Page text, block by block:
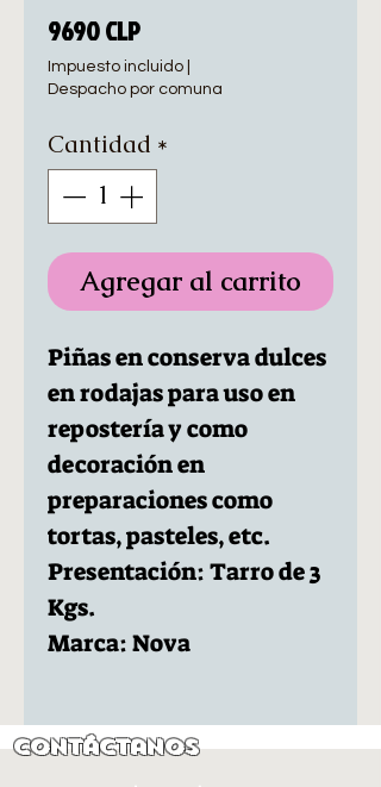
9690 CLPPrecio
Impuesto incluido
Despacho por comuna
Cantidad *
Agregar al carrito
Piñas en conserva dulces
en rodajas para uso en
repostería y como
decoración en
preparaciones como
tortas, pasteles, etc.
Presentación: Tarro de 3
Kgs.
Marca: Nova
Contáctanos